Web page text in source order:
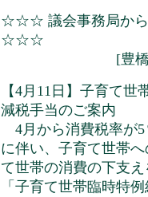
☆☆☆ 議会事務局から
☆☆☆
[豊橋市関連
【4月11日】子育て
減税手当のご案内
4月から消費税率が5
に伴い、子育て世帯
て世帯の消費の下支
「子育て世帯臨時特